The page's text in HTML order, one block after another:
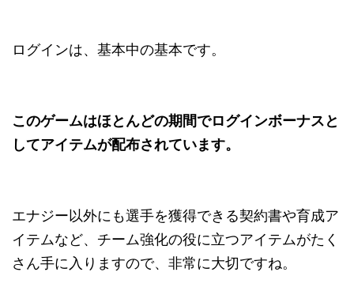
ログインは、基本中の基本です。
このゲームはほとんどの期間でログインボーナスと
してアイテムが配布されています。
エナジー以外にも選手を獲得できる契約書や育成ア
イテムなど、チーム強化の役に立つアイテムがたく
さん手に入りますので、非常に大切ですね。